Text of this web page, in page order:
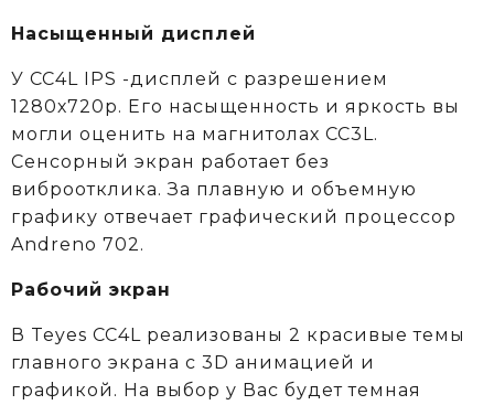
Насыщенный дисплей
У CC4L IPS -дисплей с разрешением
1280х720р. Его насыщенность и яркость вы
могли оценить на магнитолах CC3L.
Сенсорный экран работает без
виброотклика. За плавную и объемную
графику отвечает графический процессор
Andreno 702.
Рабочий экран
В Teyes СС4L реализованы 2 красивые темы
главного экрана с 3D анимацией и
графикой. На выбор у Вас будет темная